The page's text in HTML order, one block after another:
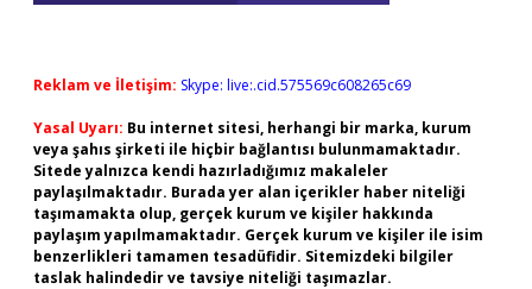
Reklam ve İletişim: Skype: live:.cid.575569c608265c69
Yasal Uyarı: Bu internet sitesi, herhangi bir marka, kurum
veya şahıs şirketi ile hiçbir bağlantısı bulunmamaktadır.
Sitede yalnızca kendi hazırladığımız makaleler
paylaşılmaktadır. Burada yer alan içerikler haber niteliği
taşımamakta olup, gerçek kurum ve kişiler hakkında
paylaşım yapılmamaktadır. Gerçek kurum ve kişiler ile isim
benzerlikleri tamamen tesadüfidir. Sitemizdeki bilgiler
taslak halindedir ve tavsiye niteliği taşımazlar.